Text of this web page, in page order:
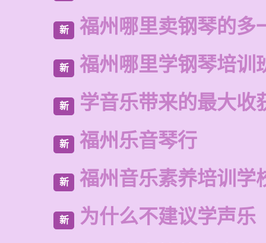
新 福州哪里卖钢琴的多
新 福州哪里学钢琴培训
新 学音乐带来的最大收
新 福州乐音琴行
新 福州音乐素养培训学
新 为什么不建议学声乐